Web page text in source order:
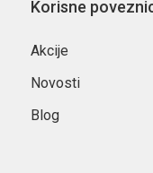
Korisne
Akcije
Novosti
Blog